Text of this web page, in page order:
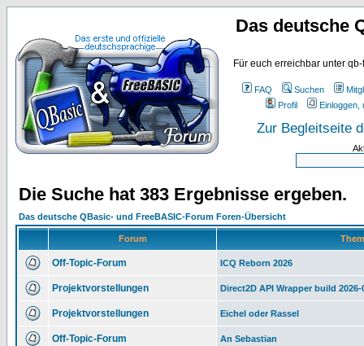
Das deutsche
Für euch erreichbar unter
FAQ Suchen
Profil
Einloggen,
Zur Begleitseite
Die Suche hat 383 Ergebnisse ergeben.
Das deutsche QBasic- und FreeBASIC-Forum Foren-Übersicht
Forum
Off-Topic-Forum ICQ Reborn 2026
Projektvorstellungen Direct2D API Wrapper build
Projektvorstellungen Eichel oder Rassel
Off-Topic-Forum An Sebastian